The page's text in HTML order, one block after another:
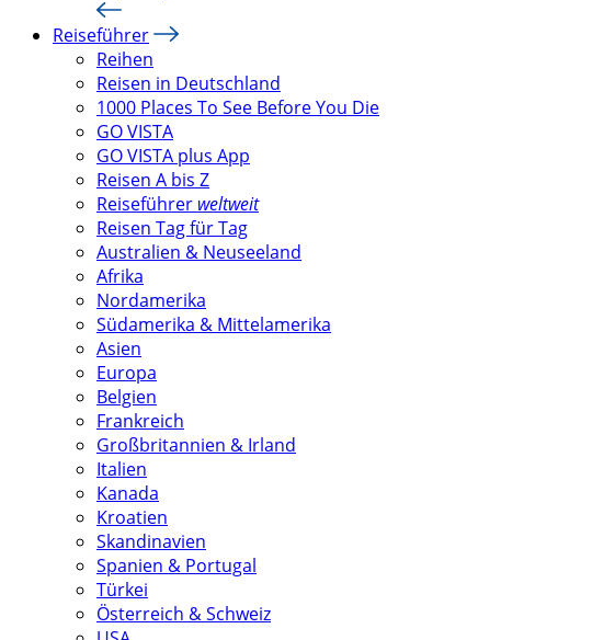
Reiseführer
Reihen
Reisen in Deutschland
1000 Places To See Before You Die
GO VISTA
GO VISTA plus App
Reisen A bis Z
Reiseführer weltweit
Reisen Tag für Tag
Australien & Neuseeland
Afrika
Nordamerika
Südamerika & Mittelamerika
Asien
Europa
Belgien
Frankreich
Großbritannien & Irland
Italien
Kanada
Kroatien
Skandinavien
Spanien & Portugal
Türkei
Österreich & Schweiz